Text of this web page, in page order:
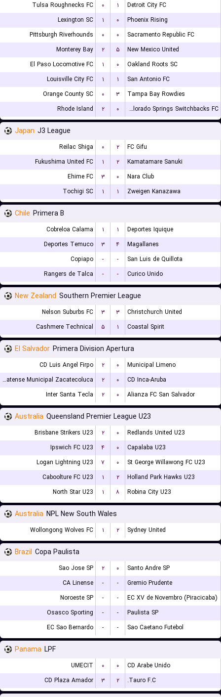
Tulsa Roughnecks FC
۰ ۱
Detroit City FC
Lexington SC
۱ ۰
Phoenix Rising
Pittsburgh Riverhounds
۰ ۰
Sacramento Republic FC
Monterey Bay
۲ ۵
New Mexico United
El Paso Locomotive FC
۱ ۰
Oakland Roots SC
Louisville City FC
۱ ۱
San Antonio FC
Orange County SC
۰ ۳
Tampa Bay Rowdies
Rhode Island
۲ ۰ Colorado Springs Switchbacks FC
Japan J3 League
Reilac Shiga ۰ ۲
FC Gifu
Fukushima United FC
۱ ۲
Kamatamare Sanuki
Ehime FC
۳ ۰
Nara Club
Tochigi SC
۱ ۱ Zweigen Kanazawa
Chile Primera B
Cobreloa Calama ۱ ۱
Deportes Iquique
Deportes Temuco
۳ ۴
Magallanes
Copiapo
- -
San Luis de Quillota
Rangers de Talca
- - Curico Unido
New Zealand Southern Premier League
Nelson Suburbs FC ۳ ۳
Christchurch United
Cashmere Technical
۵ ۱ Coastal Spirit
El Salvador Primera Division Apertura
CD Luis Angel Firpo ۲ ۰
Municipal Limeno
CD Platense Municipal Zacatecoluca
۲ ۰
CD Inca-Aruba
Inter Santa Tecla
۲ ۰ Alianza FC San Salvador
Australia Queensland Premier League U23
Brisbane Strikers U23 ۲ ۰
Redlands United U23
Ipswich FC U23
۴ ۰
Capalaba U23
Logan Lightning U23
۷ ۰
St George Willawong FC U23
Caboolture FC U23
۱ ۲
Holland Park Hawks U23
North Star U23
۱ ۸ Robina City U23
Australia NPL New South Wales
Wollongong Wolves FC ۱ ۲ Sydney United
Brazil Copa Paulista
Sao Jose SP ۲ ۰
Santo Andre SP
CA Linense
- -
Gremio Prudente
Noroeste SP
- -
EC XV de Novembro (Piracicaba)
Osasco Sporting
- -
Paulista SP
EC Sao Bernardo
- - Sao Caetano Futebol
Panama LPF
UMECIT ۰ ۰
CD Arabe Unido
CD Plaza Amador
۳ ۲ Tauro F.C.